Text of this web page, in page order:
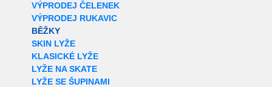
VÝPRODEJ ČELENEK
VÝPRODEJ RUKAVIC
BĚŽKY
SKIN LYŽE
KLASICKÉ LYŽE
LYŽE NA SKATE
LYŽE SE ŠUPINAMI